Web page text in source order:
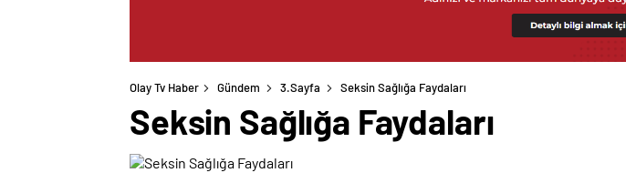
Olay Tv Haber Gündem 3.Sayfa Seksin Sağlığa Faydaları
Seksin Sağlığa Faydaları